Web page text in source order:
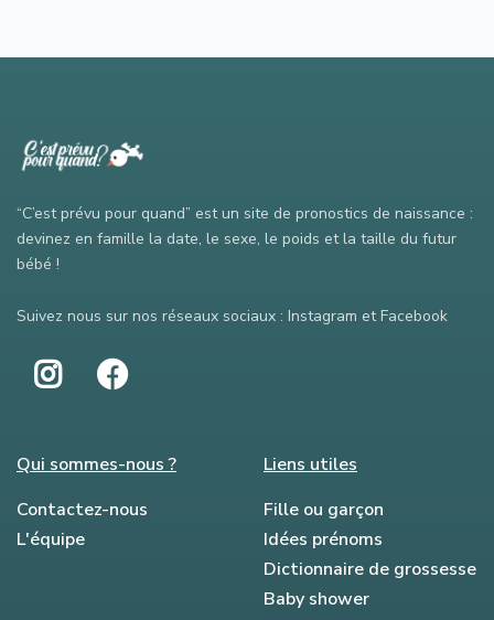
“C’est prévu pour quand” est un site de pronostics de naissance :
devinez en famille la date, le sexe, le poids et la taille du futur
bébé !
Suivez nous sur nos réseaux sociaux : Instagram et Facebook
Qui sommes-nous ?
Contactez-nous
L'équipe
Liens utiles
Fille ou garçon
Idées prénoms
Dictionnaire de grossesse
Baby shower